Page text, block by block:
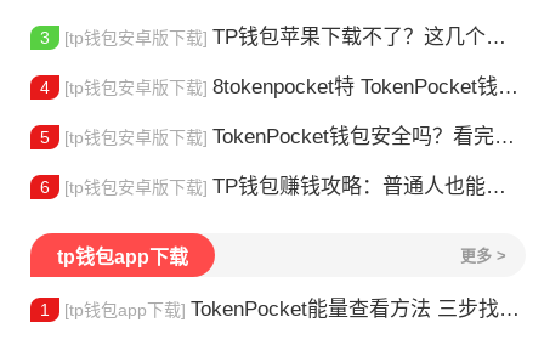
3 [tp钱包安卓版下载] TP钱包苹果下载不了？这几个原因你得知道
4 [tp钱包安卓版下载] 8tokenpocket特 TokenPocket钱包特色功能详解，新手老手都该知道
5 [tp钱包安卓版下载] TokenPocket钱包安全吗？看完这篇你就懂了
6 [tp钱包安卓版下载] TP钱包赚钱攻略：普通人也能做的几种方式
tp钱包app下载 更多 >
1 [tp钱包app下载] TokenPocket能量查看方法 三步找到TRX能量余额